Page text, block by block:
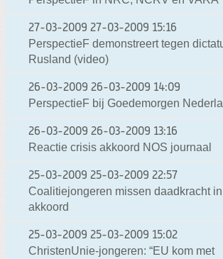
27-03-2009 27-03-2009 15:16
PerspectieF demonstreert tegen
Rusland (video)
26-03-2009 26-03-2009 14:09
PerspectieF bij Goedemorgen
26-03-2009 26-03-2009 13:16
Reactie crisis akkoord NOS journaal
25-03-2009 25-03-2009 22:57
Coalitiejongeren missen daadkracht in
akkoord
25-03-2009 25-03-2009 15:02
ChristenUnie-jongeren: “EU kom met